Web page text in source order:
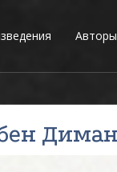
Авторы